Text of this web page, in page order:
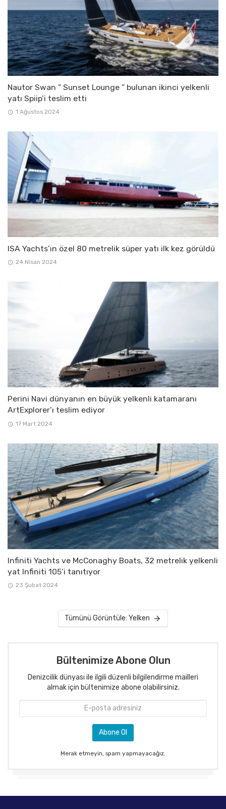
Nautor Swan ” Sunset Lounge ” bulunan ikinci yelkenli
yatı Spiip’i teslim etti
1 Ağustos 2024
ISA Yachts’ın özel 80 metrelik süper yatı ilk kez görüldü
24 Nisan 2024
Perini Navi dünyanın en büyük yelkenli katamaranı
ArtExplorer’ı teslim ediyor
17 Mart 2024
Infiniti Yachts ve McConaghy Boats, 32 metrelik yelkenli
yat Infiniti 105’i tanıtıyor
23 Şubat 2024
Tümünü Görüntüle: Yelken
Bültenimize Abone Olun
Denizcilik dünyası ile ilgili düzenli bilgilendirme mailleri
almak için bültenimize abone olabilirsiniz.
Merak etmeyin, spam yapmayacağız.